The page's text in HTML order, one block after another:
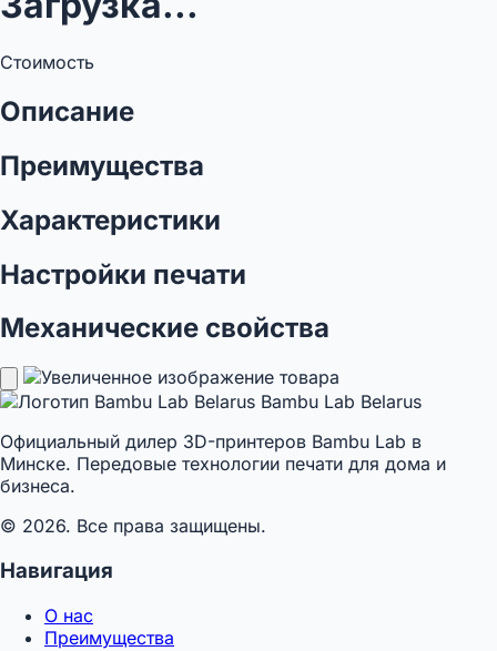
Стоимость
Описание
Преимущества
Характеристики
Настройки печати
Механические свойства
Bambu Lab Belarus
Официальный дилер 3D-принтеров Bambu Lab в
Минске. Передовые технологии печати для дома и
бизнеса.
© 2026. Все права защищены.
Навигация
О нас
Преимущества